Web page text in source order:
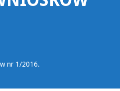
nr 1/2016.